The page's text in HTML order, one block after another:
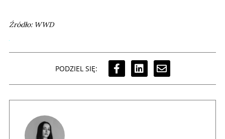
Źródło: WWD
PODZIEL SIĘ: